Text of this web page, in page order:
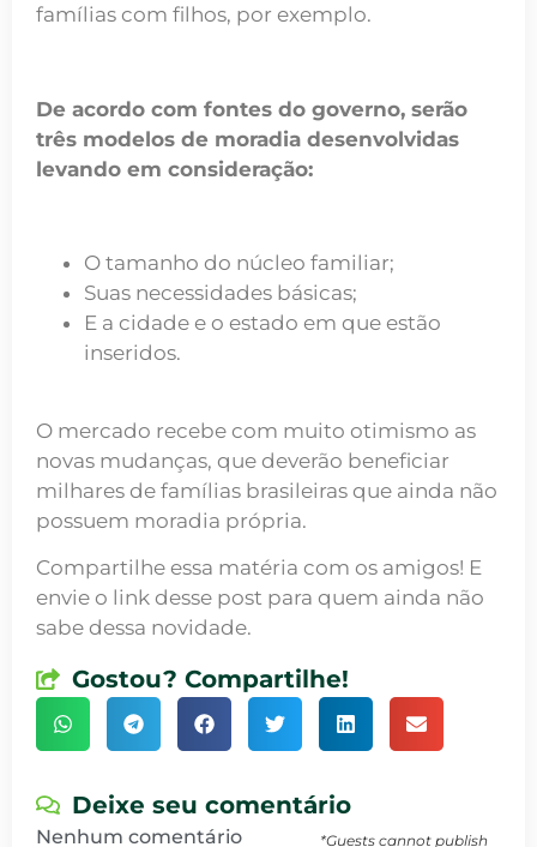
famílias com filhos, por exemplo.
De acordo com fontes do governo, serão
três modelos de moradia desenvolvidas
levando em consideração:
O tamanho do núcleo familiar;
Suas necessidades básicas;
E a cidade e o estado em que estão
inseridos.
O mercado recebe com muito otimismo as
novas mudanças, que deverão beneficiar
milhares de famílias brasileiras que ainda não
possuem moradia própria.
Compartilhe essa matéria com os amigos! E
envie o link desse post para quem ainda não
sabe dessa novidade.
Gostou? Compartilhe!
Deixe seu comentário
Nenhum comentário *Guests cannot publish